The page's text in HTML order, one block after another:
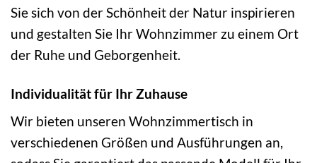
Sie sich von der Schönheit der Natur inspirieren
und gestalten Sie Ihr Wohnzimmer zu einem Ort
der Ruhe und Geborgenheit.
Individualität für Ihr Zuhause
Wir bieten unseren Wohnzimmertisch in
verschiedenen Größen und Ausführungen an,